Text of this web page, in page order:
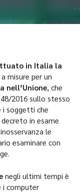
in Italia la
misure per un
nell’Unione, che
2016 sullo stesso
i soggetti che
in esame
le
esaminare con
negli ultimi tempi è
i computer